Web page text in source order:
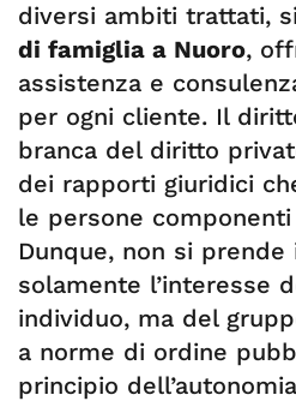
diversi ambiti trattati,
di famiglia a Nuoro,
assistenza e
per ogni cliente. Il
branca del diritto
dei rapporti giuridici
le persone
Dunque, non si prende
solamente l’interesse
individuo, ma del
a norme di ordine
principio